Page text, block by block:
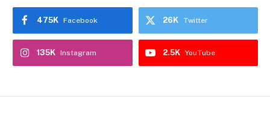
Facebook
475K Twitter
26K
Instagram
135K YouTube
2.5K